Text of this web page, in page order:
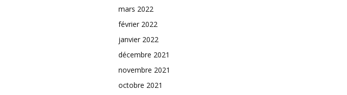
mars 2022
février 2022
janvier 2022
décembre 2021
novembre 2021
octobre 2021